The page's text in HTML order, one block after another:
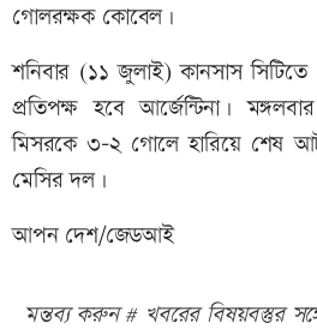
গোলরক্ষক কোবেল।
শনিবার (১১ জুলাই) কানসাস সিটিতে
প্রতিপক্ষ হবে আর্জেন্টিনা।
মিসরকে ৩-২ গোলে হারিয়ে শেষ
মেসির দল।
আপন দেশ/জেডআই
মন্তব্য করুন # খবরের বিষয়বস্তুর